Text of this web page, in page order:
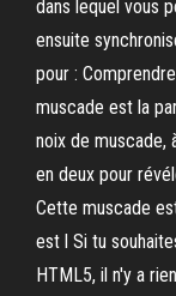
dans lequel vous
ensuite
pour :
muscade est la
noix de muscade,
en deux pour
Cette muscade
est l Si tu
HTML5, il n'y a